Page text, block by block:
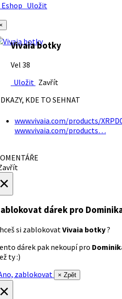
Uložit
Vivaia botky
Vel 38
Uložit Zavřít
KDE TO SEHNAT
www.vivaia.com/products/
www.vivaia.com/products…
dárek pro
si zablokovatVivaia botky?
dárek pak nekoupí pro
ty :)
zablokovat
× Zpět